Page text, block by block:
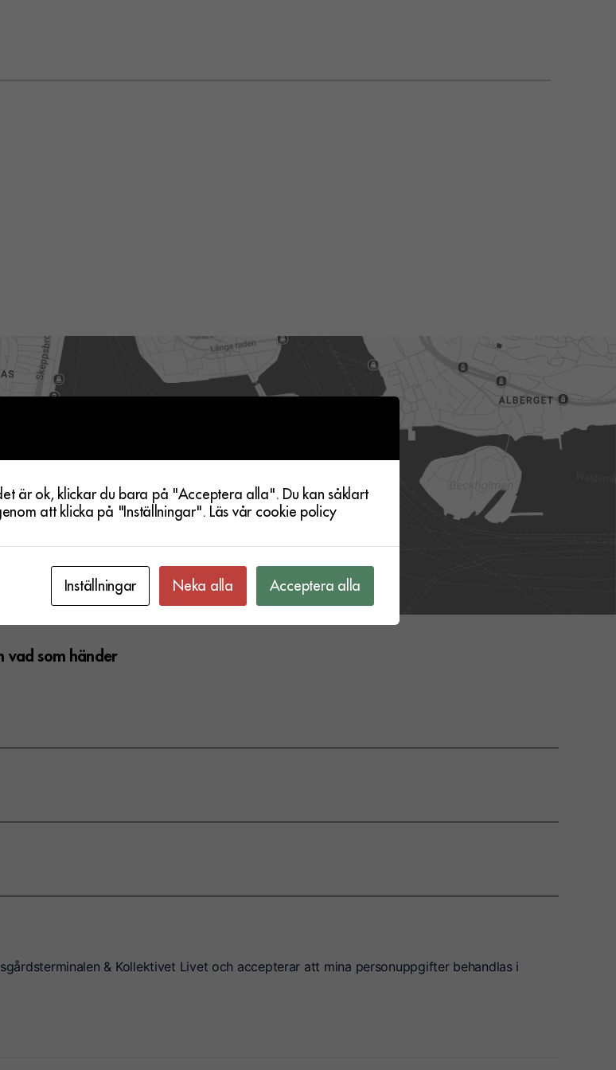
vad som händer
& Kollektivet Livet och accepterar att mina personuppgifter behandlas i
är ok, klickar du bara på "Acceptera alla". Du kan såklart
att klicka på "Inställningar".
Läs vår cookie policy
Inställningar Neka alla Acceptera alla